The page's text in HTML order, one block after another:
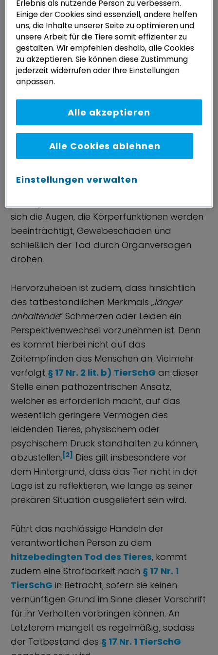
gegeben sein, wenn der Hund lediglich für
wenige Minuten in dem überhitzten
Fahrzeuginneren verweilen muss und
hitzebedingt beginnt zu dehydrieren und zu
hyperventilieren. Dies äußert sich unter
anderem durch das Entstehen von Schaum
vor dem Mund und starkes Hecheln.
Zusätzlich wird der Hund instinktiv den Drang
verspüren, einen kühlen Ort zu finden, den es
aber innerhalb des Fahrzeugs nicht gibt,
sodass der Hund mit der Ausweglosigkeit
seiner Situation konfrontiert und gestresst
wird. Die Dehydrierung wirkt sich schnell auf
sich die Augen, die Körperfunktionen werden
beeinträchtigt, Gewebeschäden und
schließlich der Tod durch Organversagen
drohen.
Hervorzuheben ist zudem, dass hinsichtlich
des tatbestandlichen Merkmals „länger
anhaltende“ Schmerzen oder Leiden ein
Perspektivenwechsel vorzunehmen ist. Denn
es kommt hierbei nicht auf das
Zeitempfinden des Menschen an. Vielmehr
verfolgt § 17 Nr. 2 lit. b) TierSchG an dieser
Stelle einen pathozentrischen Ansatz,
welcher es erforderlich macht, auf das
wesentlich geringere Vermögen des
leidenden Tieres, physischem oder
psychischem Druck standhalten zu können,
abzustellen. [2] Dies gilt insbesondere vor
dem Hintergrund, dass das Tier nicht in der
Lage ist zu reflektieren, wie lange es seiner
prekären Situation ausgeliefert sein wird.
Führt das nachlässige Handeln der
verantwortlichen Person zu dem
hitzebedingten Tod des Tieres, kommt
zudem eine Strafbarkeit nach § 17 Nr. 1
TierSchG in Betracht, sofern sie keinen
vernünftigen Grund im Sinne dieser Vorschrift
für ihr Verhalten vorbringen können. An
Letzterem mangelt es regelmäßig, sodass
der Tatbestand des § 17 Nr. 1 TierSchG
Erlebnis als nutzende Person zu verbessern.
Einige der Cookies sind essenziell, andere helfen
uns, die Inhalte unserer Seite zu optimieren und
unsere Arbeit für die Tiere somit effizienter zu
gestalten. Wir empfehlen deshalb, alle Cookies
zu akzeptieren. Sie können diese Zustimmung
jederzeit widerrufen oder Ihre Einstellungen
anpassen.
Einstellungen verwalten
Alle Cookies ablehnen
Alle akzeptieren